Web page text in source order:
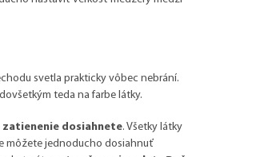
svetla prakticky vôbec nebrání.
teda na farbe látky.
dosiahnete. Všetky látky
môžete jednoducho dosiahnuť